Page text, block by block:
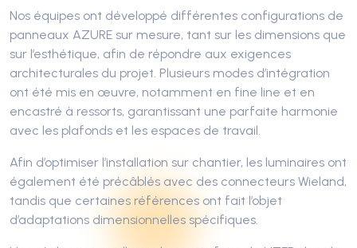
Nos équipes ont développé différentes configurations de
panneaux AZURE sur mesure, tant sur les dimensions que
sur l’esthétique, afin de répondre aux exigences
architecturales du projet. Plusieurs modes d’intégration
ont été mis en œuvre, notamment en fine line et en
encastré à ressorts, garantissant une parfaite harmonie
avec les plafonds et les espaces de travail.
Afin d’optimiser l’installation sur chantier, les luminaires ont
également été précâblés avec des connecteurs Wieland,
tandis que certaines références ont fait l’objet
d’adaptations dimensionnelles spécifiques.